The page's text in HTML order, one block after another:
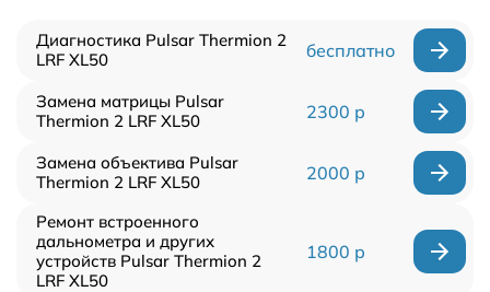
Диагностика Pulsar Thermion 2
LRF XL50
бесплатно
Замена матрицы Pulsar
Thermion 2 LRF XL50
2300 р
Замена объектива Pulsar
Thermion 2 LRF XL50
2000 р
Ремонт встроенного
дальнометра и других
устройств Pulsar Thermion 2
LRF XL50
1800 р